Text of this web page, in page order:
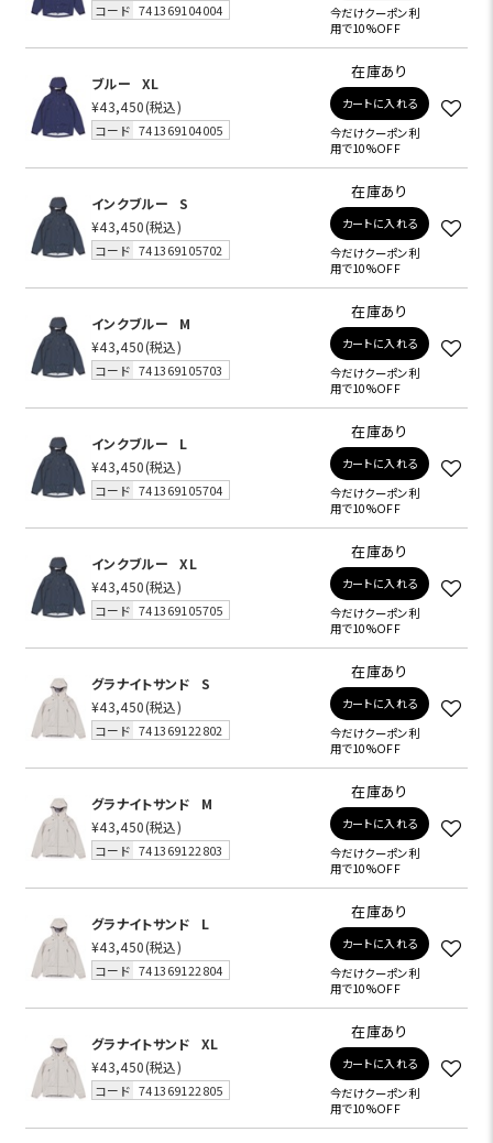
コード 741369104004
今だけクーポン利
用で10%OFF
ブルー
XL
¥43,450(税込)
コード 741369104005
在庫あり
カートに入れる
今だけクーポン利
用で10%OFF
インクブルー
S
¥43,450(税込)
コード 741369105702
在庫あり
カートに入れる
今だけクーポン利
用で10%OFF
インクブルー
M
¥43,450(税込)
コード 741369105703
在庫あり
カートに入れる
今だけクーポン利
用で10%OFF
インクブルー
L
¥43,450(税込)
コード 741369105704
在庫あり
カートに入れる
今だけクーポン利
用で10%OFF
インクブルー
XL
¥43,450(税込)
コード 741369105705
在庫あり
カートに入れる
今だけクーポン利
用で10%OFF
グラナイトサンド
S
¥43,450(税込)
コード 741369122802
在庫あり
カートに入れる
今だけクーポン利
用で10%OFF
グラナイトサンド
M
¥43,450(税込)
コード 741369122803
在庫あり
カートに入れる
今だけクーポン利
用で10%OFF
グラナイトサンド
L
¥43,450(税込)
コード 741369122804
在庫あり
カートに入れる
今だけクーポン利
用で10%OFF
グラナイトサンド
XL
¥43,450(税込)
コード 741369122805
在庫あり
カートに入れる
今だけクーポン利
用で10%OFF